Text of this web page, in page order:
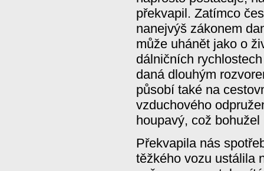
překvapil. Zatímco
nanejvýš zákonem
může uhánět jako o
dálničních
daná dlouhým
působí také na
vzduchového
houpavý, což
Překvapila nás
těžkého vozu ustálila